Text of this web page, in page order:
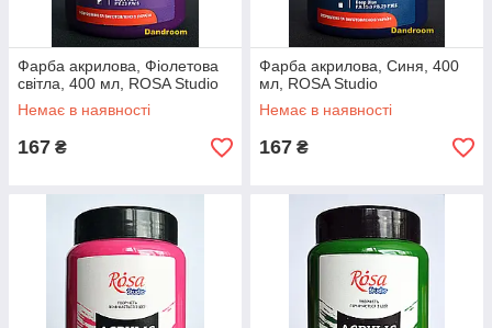
Фарба акрилова, Фіолетова
світла, 400 мл, ROSA Studio
Немає в наявності
167 ₴
Фарба акрилова, Синя, 400
мл, ROSA Studio
Немає в наявності
167 ₴